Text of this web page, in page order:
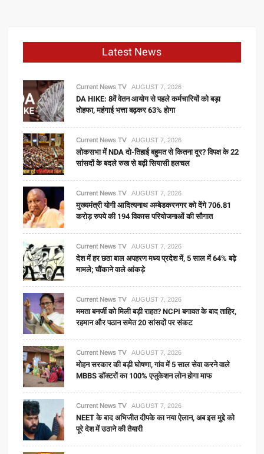
Latest News
Current News TV AUGUST 7, 2026
DA HIKE: 8वें वेतन आयोग से पहले कर्मचारियों को बड़ा
तोहफा, महंगाई भत्ता बढ़कर 63% होगा
Current News TV AUGUST 7, 2026
लोकसभा में NDA दो-तिहाई बहुमत से कितना दूर? विपक्ष के 22
सांसदों के बदले रुख से बढ़ी सियासी हलचल
Current News TV AUGUST 7, 2026
मुख्यमंत्री योगी आदित्यनाथ अम्बेडकरनगर को देंगे 706.81
करोड़ रुपये की 194 विकास परियोजनाओं की सौगात
Current News TV AUGUST 7, 2026
देश में हर छठा बाल अपहरण मध्य प्रदेश में, 5 साल में 64% बढ़े
मामले; चौंकाने वाले आंकड़े
Current News TV AUGUST 7, 2026
ममता बनर्जी को मिली बड़ी राहत? NCPI बगावत के बाद ताहिर,
रहमान और पठान समेत 20 सांसदों पर संकट
Current News TV AUGUST 7, 2026
मोहन सरकार की बड़ी घोषणा, गांव में 5 साल सेवा करने वाले
MBBS डॉक्टरों का 100% एजुकेशन लोन होगा माफ
Current News TV AUGUST 7, 2026
NEET के बाद अभिजीत दीपके का नया ऐलान, अब इस मुद्दे को
पूरे देश में उठाने की तैयारी